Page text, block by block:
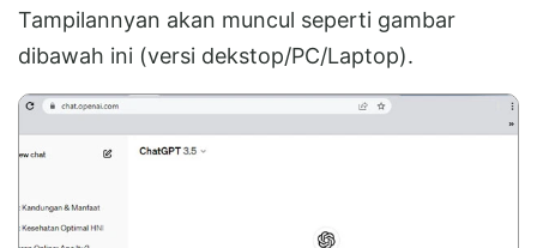
Tampilannyan akan muncul seperti gambar
dibawah ini (versi dekstop/PC/Laptop).